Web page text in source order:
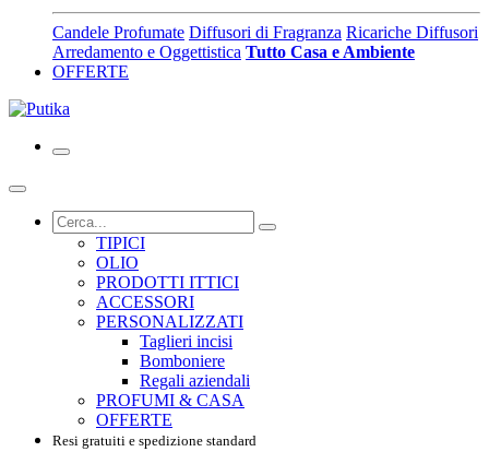
Candele Profumate Diffusori di Fragranza Ricariche Diffusori
Arredamento e Oggettistica Tutto Casa e Ambiente
OFFERTE
TIPICI
OLIO
PRODOTTI ITTICI
ACCESSORI
PERSONALIZZATI
Taglieri incisi
Bomboniere
Regali aziendali
PROFUMI & CASA
OFFERTE
Resi gratuiti e spedizione standard